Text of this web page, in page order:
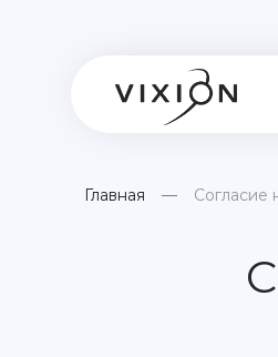
Главная Согласие